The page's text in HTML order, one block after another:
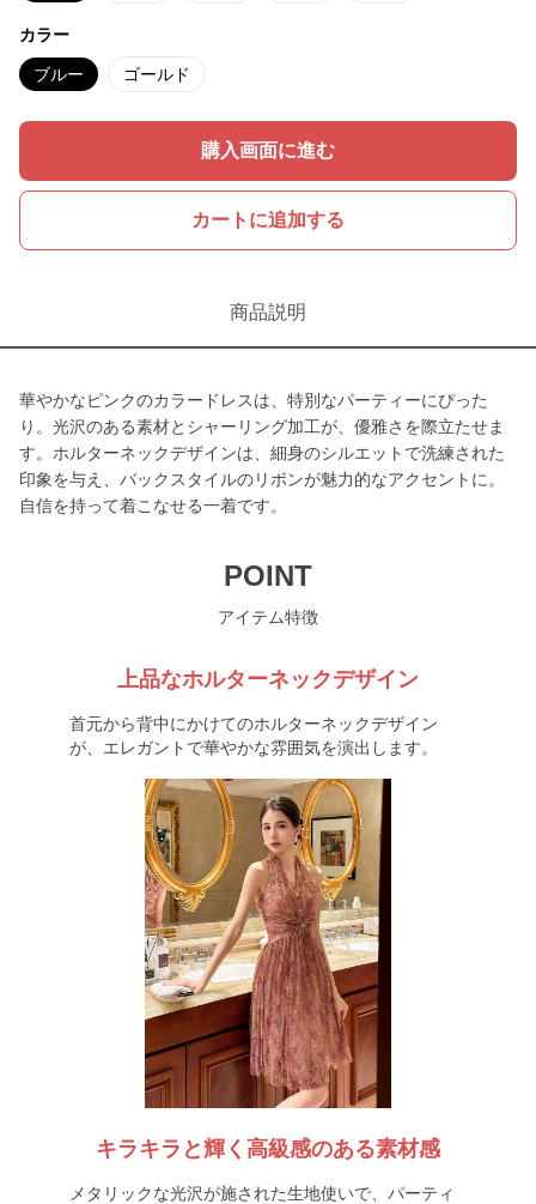
カラー
ブルー ゴールド
購入画面に進む
カートに追加する
商品説明
華やかなピンクのカラードレスは、特別なパーティーにぴった
り。光沢のある素材とシャーリング加工が、優雅さを際立たせま
す。ホルターネックデザインは、細身のシルエットで洗練された
印象を与え、バックスタイルのリボンが魅力的なアクセントに。
自信を持って着こなせる一着です。
POINT
アイテム特徴
上品なホルターネックデザイン
首元から背中にかけてのホルターネックデザイン
が、エレガントで華やかな雰囲気を演出します。
キラキラと輝く高級感のある素材感
メタリックな光沢が施された生地使いで、パーティ